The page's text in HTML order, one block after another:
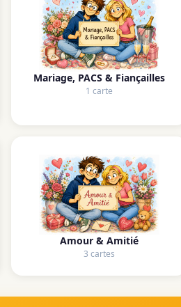
Mariage, PACS & Fiançailles
1 carte
Amour & Amitié
3 cartes